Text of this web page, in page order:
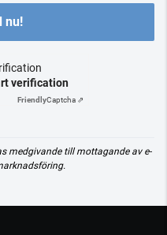
nu!
verification
FriendlyCaptcha ⇗
medgivande till mottagande av e-